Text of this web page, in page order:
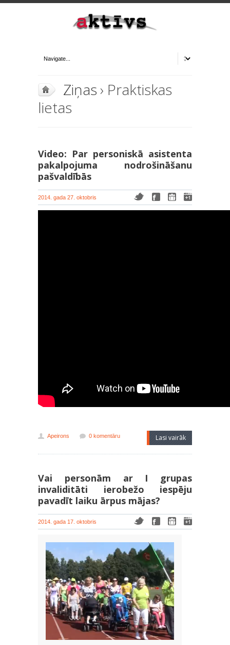
Ziņas› Praktiskas
lietas
Video: Par personiskā asistenta
pakalpojuma nodrošināšanu
pašvaldībās
2014. gada 27. oktobris
Apeirons 0 komentāru Lasi vairāk
Vai personām ar I grupas
invaliditāti ierobežo iespēju
pavadīt laiku ārpus mājas?
2014. gada 17. oktobris